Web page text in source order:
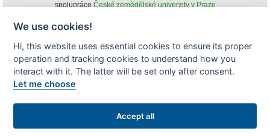
spolupráce České zemědělské univerzity v Praze
obsahu agrárního WWW portálu AGRIS je možné
(pokud není uvedeno jinak) pouze za podmínky uvedení zdroje v podobě
www.agris.cz a data publikace v AGRISu.
We use cookies!
Hi, this website uses essential cookies to ensure its proper
operation and tracking cookies to understand how you
interact with it. The latter will be set only after consent.
Let me choose
Accept all